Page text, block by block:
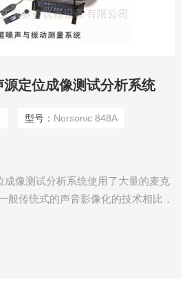
定位成像测试分析系统
型号： Norsonic 848A
成像测试分析系统使用了大量的麦克
般传统式的声音影像化的技术相比，
风尺寸，大声压值110db，带宽20Hz-